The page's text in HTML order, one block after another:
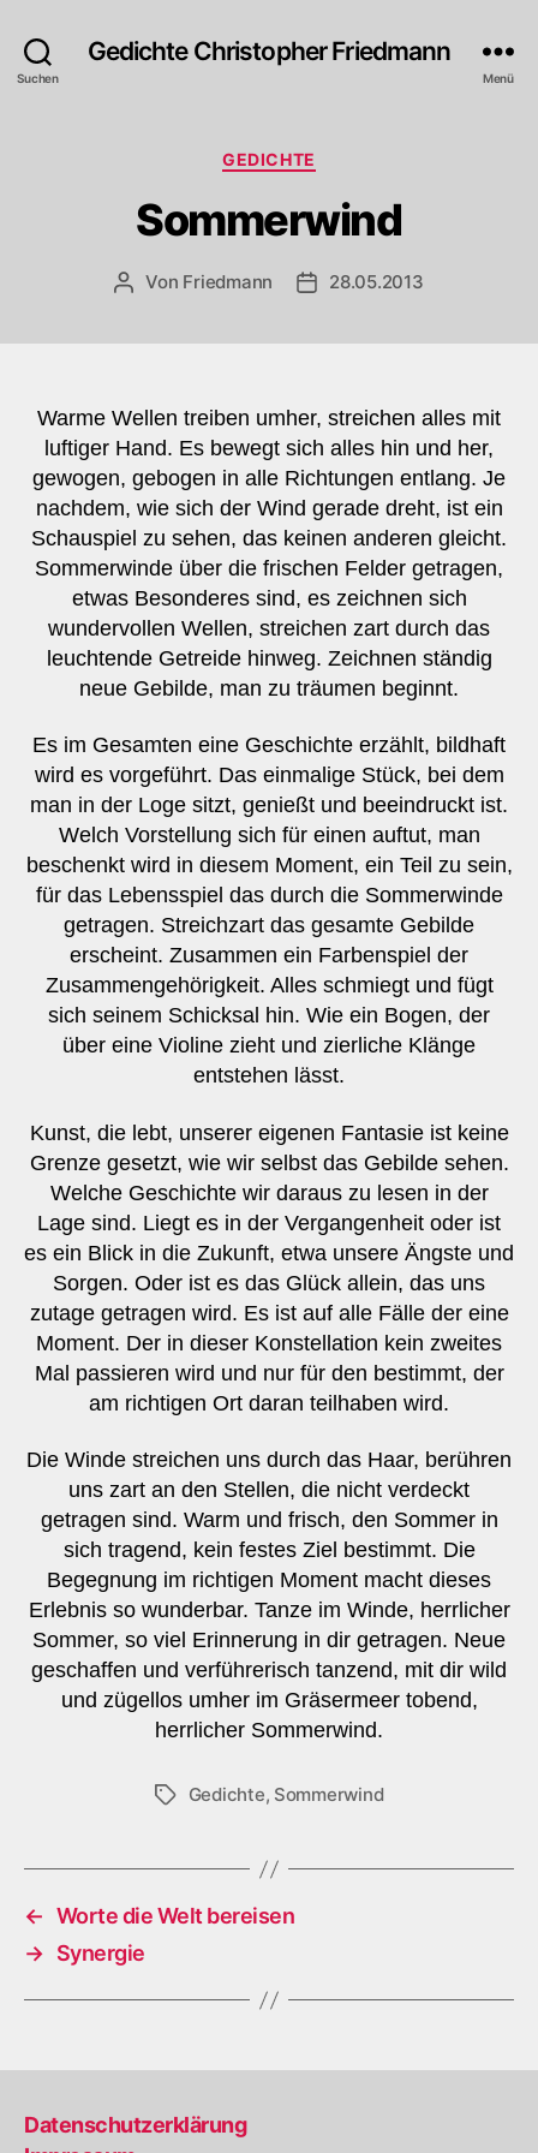
Suchen
Gedichte Christopher Friedmann
Menü
Kategorien
GEDICHTE
Sommerwind
Beitragsautor
Von Friedmann Veröffentlichungsdatum
28.05.2013
Warme Wellen treiben umher, streichen alles mit
luftiger Hand. Es bewegt sich alles hin und her,
gewogen, gebogen in alle Richtungen entlang. Je
nachdem, wie sich der Wind gerade dreht, ist ein
Schauspiel zu sehen, das keinen anderen gleicht.
Sommerwinde über die frischen Felder getragen,
etwas Besonderes sind, es zeichnen sich
wundervollen Wellen, streichen zart durch das
leuchtende Getreide hinweg. Zeichnen ständig
neue Gebilde, man zu träumen beginnt.
Es im Gesamten eine Geschichte erzählt, bildhaft
wird es vorgeführt. Das einmalige Stück, bei dem
man in der Loge sitzt, genießt und beeindruckt ist.
Welch Vorstellung sich für einen auftut, man
beschenkt wird in diesem Moment, ein Teil zu sein,
für das Lebensspiel das durch die Sommerwinde
getragen. Streichzart das gesamte Gebilde
erscheint. Zusammen ein Farbenspiel der
Zusammengehörigkeit. Alles schmiegt und fügt
sich seinem Schicksal hin. Wie ein Bogen, der
über eine Violine zieht und zierliche Klänge
entstehen lässt.
Kunst, die lebt, unserer eigenen Fantasie ist keine
Grenze gesetzt, wie wir selbst das Gebilde sehen.
Welche Geschichte wir daraus zu lesen in der
Lage sind. Liegt es in der Vergangenheit oder ist
es ein Blick in die Zukunft, etwa unsere Ängste und
Sorgen. Oder ist es das Glück allein, das uns
zutage getragen wird. Es ist auf alle Fälle der eine
Moment. Der in dieser Konstellation kein zweites
Mal passieren wird und nur für den bestimmt, der
am richtigen Ort daran teilhaben wird.
Die Winde streichen uns durch das Haar, berühren
uns zart an den Stellen, die nicht verdeckt
getragen sind. Warm und frisch, den Sommer in
sich tragend, kein festes Ziel bestimmt. Die
Begegnung im richtigen Moment macht dieses
Erlebnis so wunderbar. Tanze im Winde, herrlicher
Sommer, so viel Erinnerung in dir getragen. Neue
geschaffen und verführerisch tanzend, mit dir wild
und zügellos umher im Gräsermeer tobend,
herrlicher Sommerwind.
Schlagwörter
Gedichte, Sommerwind
← Worte die Welt bereisen
→ Synergie
Datenschutzerklärung